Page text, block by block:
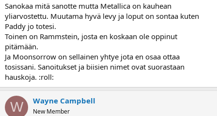
r
t
e
r
Sanokaa mitä sanotte mutta Metallica on kauhean
yliarvostettu. Muutama hyvä levy ja loput on sontaa kuten
Paddy jo totesi.
Toinen on Rammstein, josta en koskaan ole oppinut
pitämään.
Ja Moonsorrow on sellainen yhtye jota en osaa ottaa
tosissani. Sanoitukset ja biisien nimet ovat suorastaan
hauskoja. :roll:
W Wayne Campbell
New Member